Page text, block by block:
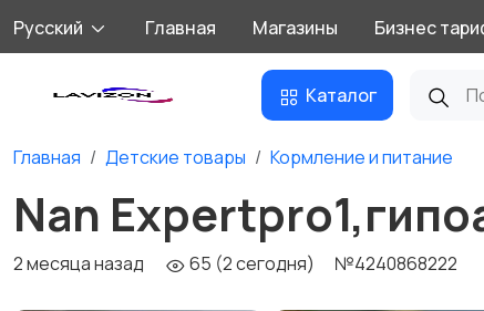
Русский Главная Магазины Бизнес
Каталог
Главная Детские товары Кормление и питание
Nan
2 месяца назад 65 (2 сегодня) №4240868222